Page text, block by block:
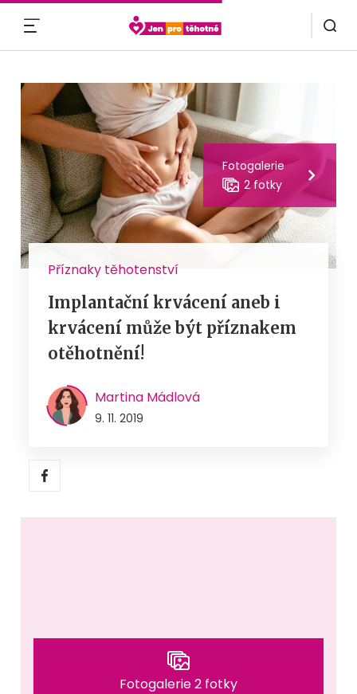
Fotogalerie
2 fotky
Příznaky těhotenství
Implantační krvácení aneb i
krvácení může být příznakem
otěhotnění!
Martina Mádlová
9. 11. 2019
Fotogalerie 2 fotky